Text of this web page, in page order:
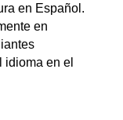
en Español.
en
idioma en el